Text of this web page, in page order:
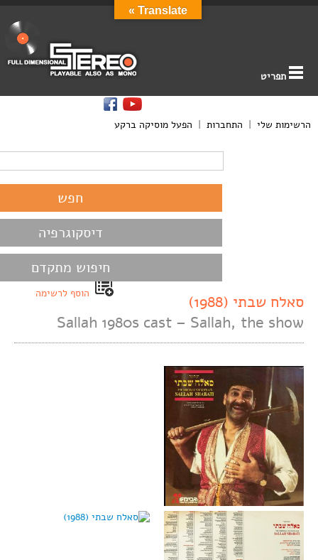
תפריט
הרשימות שלי | התחברות | הפעל מוסיקה ברקע
דיסקוגרפיה
חיפוש מתקדם
הוסף לרשימה
סאלח שבתי (1988)
Sallah 1980s cast – Sallah, the show
Translate »